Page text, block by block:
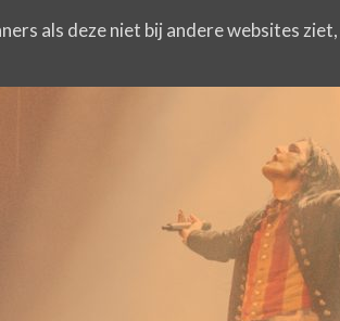
als deze niet bij andere websites